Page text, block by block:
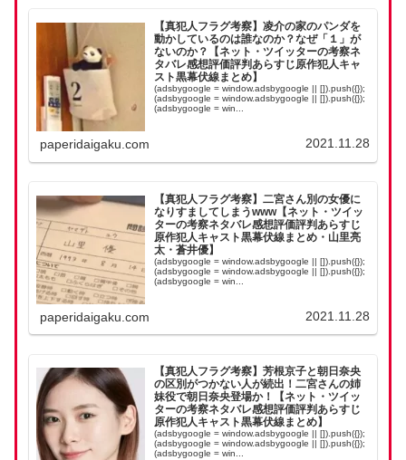
【真犯人フラグ考察】凌介の家のパンダを
動かしているのは誰なのか？なぜ「１」が
ないのか？【ネット・ツイッターの考察ネ
タバレ感想評価評判あらすじ原作犯人キャ
スト黒幕伏線まとめ】
(adsbygoogle = window.adsbygoogle || []).push({});
(adsbygoogle = window.adsbygoogle || []).push({});
(adsbygoogle = win...
paperidaigaku.com 2021.11.28
【真犯人フラグ考察】二宮さん別の女優に
なりすましてしまうwww【ネット・ツイッ
ターの考察ネタバレ感想評価評判あらすじ
原作犯人キャスト黒幕伏線まとめ・山里亮
太・蒼井優】
(adsbygoogle = window.adsbygoogle || []).push({});
(adsbygoogle = window.adsbygoogle || []).push({});
(adsbygoogle = win...
paperidaigaku.com 2021.11.28
【真犯人フラグ考察】芳根京子と朝日奈央
の区別がつかない人が続出！二宮さんの姉
妹役で朝日奈央登場か！【ネット・ツイッ
ターの考察ネタバレ感想評価評判あらすじ
原作犯人キャスト黒幕伏線まとめ】
(adsbygoogle = window.adsbygoogle || []).push({});
(adsbygoogle = window.adsbygoogle || []).push({});
(adsbygoogle = win...